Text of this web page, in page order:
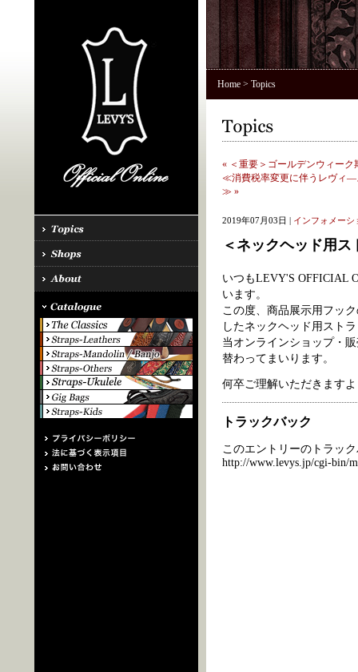
Home> Topics
« ＜重要＞ゴールデンウィー
≪消費税率変更に伴うレヴィ―
≫ »
2019年07月03日 | インフォメーシ
＜ネックヘッド用
いつもLEVY'S OFFICIAL
います。
この度、商品展示用フッ
したネックヘッド用スト
当オンラインショップ・
替わってまいります。
何卒ご理解いただきます
トラックバック
このエントリーのトラッ
http://www.levys.jp/cgi-bin/